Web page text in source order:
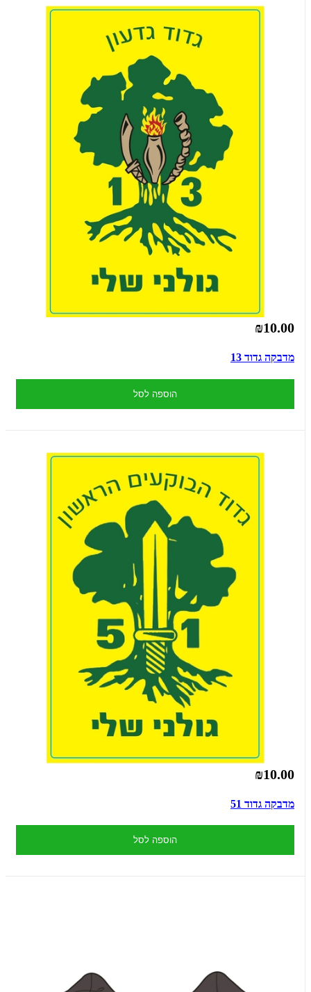
₪10.00
מדבקה גדוד 13
הוספה לסל
₪10.00
מדבקה גדוד 51
הוספה לסל